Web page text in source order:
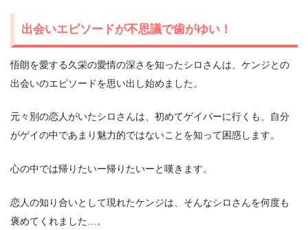
出会いエピソードが不思議で歯がゆい！
悟朗を愛する久栄の愛情の深さを知ったシロさんは、ケンジとの
出会いのエピソードを思い出し始めました。
元々別の恋人がいたシロさんは、初めてゲイバーに行くも、自分
がゲイの中であまり魅力的ではないことを知って困惑します。
心の中では帰りたいー帰りたいーと嘆きます。
恋人の知り合いとして現れたケンジは、そんなシロさんを何度も
褒めてくれました…。